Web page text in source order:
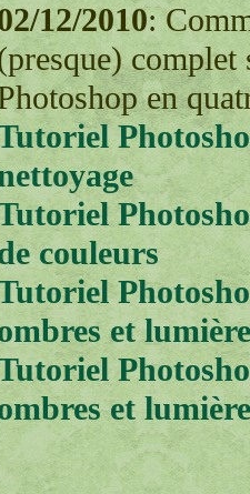
12/2010:
complet
en
couleurs
et
et